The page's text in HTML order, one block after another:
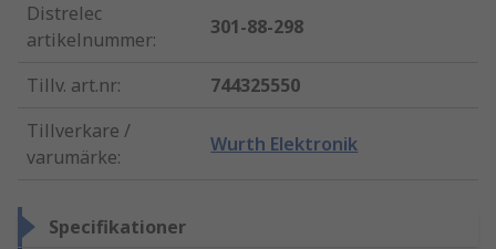
Distrelec
artikelnummer:
301-88-298
Tillv. art.nr:
744325550
Tillverkare /
varumärke:
Wurth Elektronik
Specifikationer